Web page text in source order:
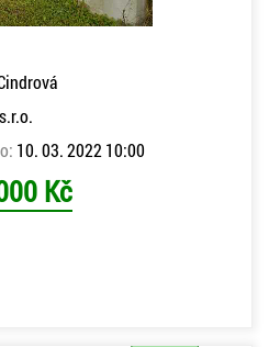
10. 03. 2022 10:00
Kč